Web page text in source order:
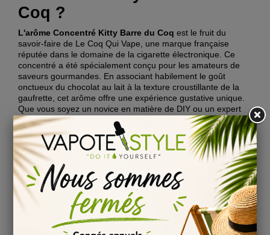
Coq ?
L'arôme Concentré Kitty Barre du Coq est le fruit du
savoir-faire de Le Coq Qui Vape, une marque française
réputée dans le domaine de la cigarette électronique. Ce
concentré a été spécialement conçu pour les amateurs de
saveurs gourmandes. En associant habilement le goût
onctueux du chocolat au lait à la texture croustillante de la
gaufrette, cet arôme offre une expérience gustative unique.
Que vous soyez un novice en matière de DIY ou un expert
de la fabrication de e-liquides,
l'arôme Concentré Kitty
Barre du Coq
est un choix sûr pour satisfaire vos envies de
gourmandise.
Comment utiliser l'arôme
Concentré Kitty Barre du
Coq dans votre DIY ?